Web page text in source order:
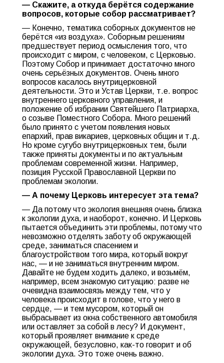
— Скажите, а откуда берётся содержание
вопросов, которые собор рассматривает?
— Конечно, тематика соборных документов не
берётся «из воздуха». Соборным решениям
предшествует период осмысления того, что
происходит с миром, с человеком, с Церковью.
Поэтому Собор и принимает достаточно много
очень серьёзных документов. Очень много
вопросов касалось внутрицерковной
деятельности. Это и Устав Церкви, т.е. вопрос
внутреннего церковного управления, и
положение об избрании Святейшего Патриарха,
о созыве Поместного Собора. Много решений
было принято с учетом появления новых
епархий, прав викариев, церковных общин и т.д.
Но кроме сугубо внутрицерковных тем, были
также приняты документы и по актуальным
проблемам современной жизни. Например,
позиция Русской Православной Церкви по
проблемам экологии.
— А почему Церковь интересует эта тема?
— Да потому что экология внешняя очень близка
к экологии духа, и наоборот, конечно. И Церковь
пытается объединить эти проблемы, потому что
невозможно отделять заботу об окружающей
среде, заниматься спасением и
благоустройством того мира, который вокруг
нас, — и не заниматься внутренним миром.
Давайте не будем ходить далеко, и возьмём,
например, всем знакомую ситуацию: разве не
очевидна взаимосвязь между тем, что у
человека происходит в голове, что у него в
сердце, — и тем мусором, который он
выбрасывает из окна собственного автомобиля
или оставляет за собой в лесу? И документ,
который проявляет внимание к среде
окружающей, безусловно, как-то говорит и об
экологии духа. Это тоже очень важно.